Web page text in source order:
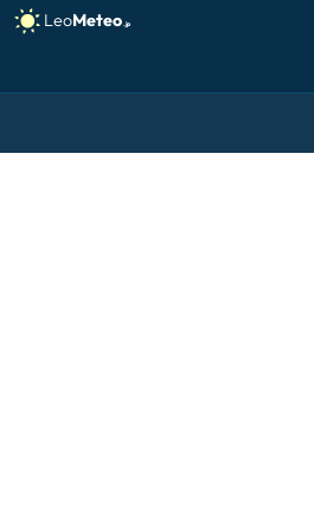
ECMWF AIFS